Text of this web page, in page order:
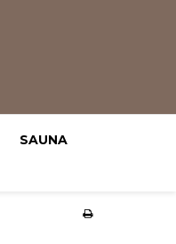
SAUNA